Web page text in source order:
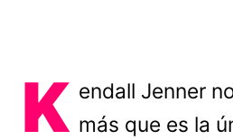
K endall Jenner
más que es la